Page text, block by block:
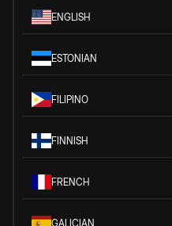
ENGLISH
ESTONIAN
FILIPINO
FINNISH
FRENCH
GALICIAN